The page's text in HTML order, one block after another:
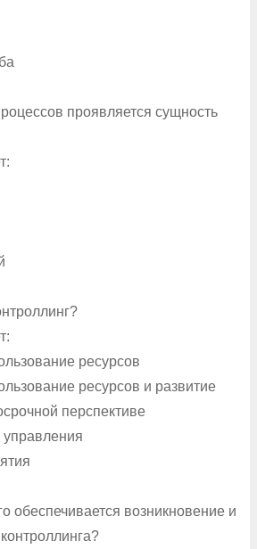
проявляется сущность
ресурсов
ресурсов и развитие
перспективе
обеспечивается возникновение и